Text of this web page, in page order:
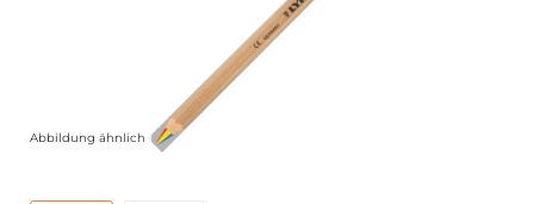
Abbildung ähnlich